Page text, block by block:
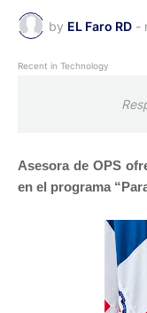
by EL Faro RD -
Recent in Technology
Asesora de OPS
en el programa